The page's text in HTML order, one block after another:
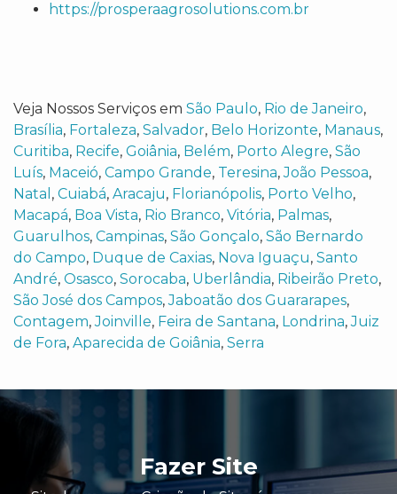
https://prosperaagrosolutions.com.br
Veja Nossos Serviços em São Paulo, Rio de Janeiro,
Brasília, Fortaleza, Salvador, Belo Horizonte, Manaus,
Curitiba, Recife, Goiânia, Belém, Porto Alegre, São
Luís, Maceió, Campo Grande, Teresina,João Pessoa,
Natal , Cuiabá, Aracaju, Florianópolis, Porto Velho,
Macapá, Boa Vista, Rio Branco, Vitória, Palmas,
Guarulhos, Campinas, São Gonçalo, São Bernardo
do Campo, Duque de Caxias, Nova Iguaçu, Santo
André, Osasco, Sorocaba, Uberlândia, Ribeirão Preto,
São José dos Campos,Jaboatão dos Guararapes,
Contagem,Joinville, Feira de Santana, Londrina,Juiz
de Fora, Aparecida de Goiânia, Serra
Fazer Site